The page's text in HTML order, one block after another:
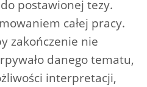
postawionej tezy.
całej pracy.
zakończenie nie
danego tematu,
interpretacji,